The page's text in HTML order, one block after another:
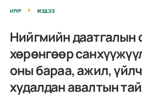
НҮҮР МЭДЭЭ
Нийгмийн даатгалын
хөрөнгөөр
оны бараа, ажил,
худалдан авалтын